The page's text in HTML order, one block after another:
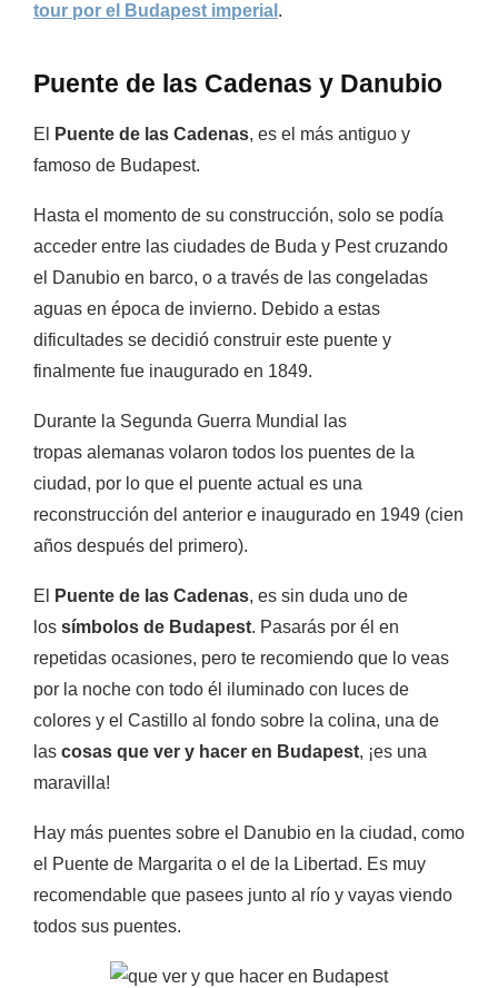
tour por el Budapest imperial .
Puente de las Cadenas y Danubio
El Puente de las Cadenas, es el más antiguo y
famoso de Budapest.
Hasta el momento de su construcción, solo se podía
acceder entre las ciudades de Buda y Pest cruzando
el Danubio en barco, o a través de las congeladas
aguas en época de invierno. Debido a estas
dificultades se decidió construir este puente y
finalmente fue inaugurado en 1849.
Durante la Segunda Guerra Mundial
las
tropas alemanas volaron todos los puentes de la
ciudad, por lo que el puente actual es una
reconstrucción del anterior e inaugurado en 1949 (cien
años después del primero).
El Puente de las Cadenas, es sin duda uno de
los símbolos de Budapest. Pasarás por él en
repetidas ocasiones, pero te recomiendo que lo veas
por la noche con todo él iluminado con luces de
colores y el Castillo al fondo sobre la colina, una de
las cosas que ver y hacer en Budapest, ¡es una
maravilla!
Hay más puentes sobre el Danubio en la ciudad, como
el Puente de Margarita o el de la Libertad. Es muy
recomendable que pasees junto al río y vayas viendo
todos sus puentes.